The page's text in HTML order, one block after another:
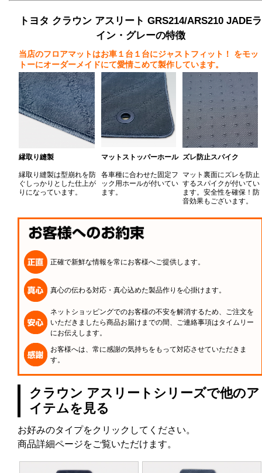
トヨタ クラウン アスリート GRS214/ARS210 JADEラ
イン・グレーの特徴
当店のフロアマットはお車１台１台にジャストフィット！
をモッ
トーにオーダーメイドにて愛情こめて製作しています。
縁取り縫製
縁取り縫製は型崩れを防
ぐしっかりとした仕上が
りになっています。
マットストッパーホール
各車種に合わせた固定フ
ック用ホールが付いてい
ます。
ズレ防止スパイク
マット裏面にズレを防止
するスパイクが付いてい
ます。安全性を確保！防
音効果もございます。
正確で新鮮な情報を常にお客様へご提供します。
真心の伝わる対応・真心込めた製品作りを心掛けます。
ネットショッピングでのお客様の不安を解消するため、ご注文を
いただきましたら商品お届けまでの間、ご連絡事項はタイムリー
にお伝えします。
お客様へは、常に感謝の気持ちをもって対応させていただきま
す。
クラウン アスリートシリーズで他のア
イテムを見る
お好みのタイプをクリックしてください。
商品詳細ページをご覧いただけます。